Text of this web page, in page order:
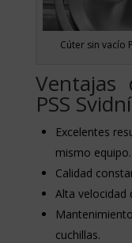
Cúter sin vacío
PSS
Excelentes
mismo equipo.
Calidad
Alta velocidad
cuchillas.